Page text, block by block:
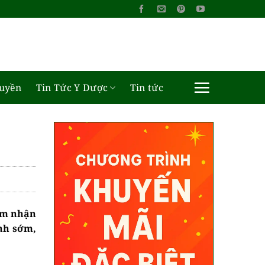
Tin Tức Y Dược Tin tức
nhận
sớm,